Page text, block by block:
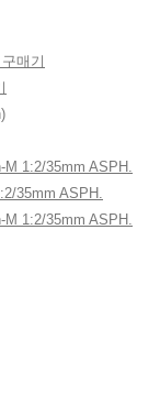
매기
1:2/35mm ASPH.
35mm ASPH.
1:2/35mm ASPH.